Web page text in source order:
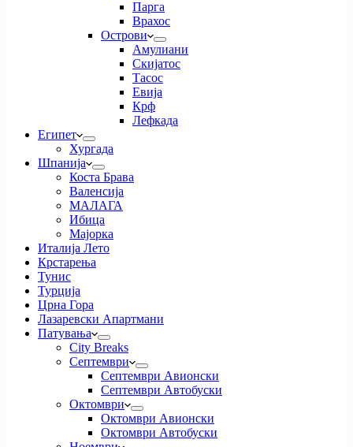
Парга
Врахос
Острови
Амулиани
Скијатос
Тасос
Евија
Крф
Лефкада
Египет
Хургада
Шпанија
Коста Брава
Валенсија
МАЛАГА
Ибица
Мајорка
Италија Лето
Крстарења
Тунис
Турција
Црна Гора
Лазаревски Апартмани
Патувања
City Breaks
Септември
Септември Авионски
Септември Автобуски
Октомври
Октомври Авионски
Октомври Автобуски